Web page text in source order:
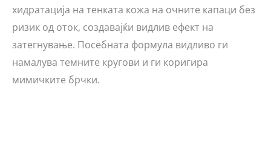
хидратација на тенката кожа на очните капаци без
ризик од оток, создавајќи видлив ефект на
затегнување. Посебната формула видливо ги
намалува темните кругови и ги коригира
мимичките брчки.